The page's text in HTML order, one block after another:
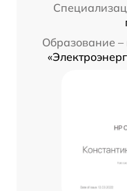
Образование –